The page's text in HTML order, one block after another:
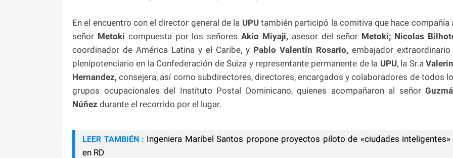
En el encuentro con el director general de la UPU también participó la comitiva que hace compañía
señor Metoki compuesta por los señores Akio Miyaji,asesor del señor Metoki; Nicolas
coordinador de América Latina y el Caribe, y Pablo Valentín Rosario, embajador extraordinario
plenipotenciario en la Confederación de Suiza y representante permanente de la UPU, la Sr.a
Hernandez, consejera, así como subdirectores, directores, encargados y colaboradores de todos
grupos ocupacionales del Instituto Postal Dominicano, quienes acompañaron al señor
Núñez durante el recorrido por el lugar.
LEER TAMBIÉN : Ingeniera Maribel Santos propone proyectos piloto de «ciudades inteligentes»
en RD